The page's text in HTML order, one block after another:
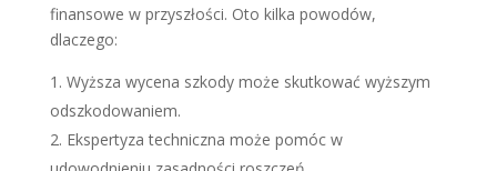
finansowe w przyszłości. Oto kilka powodów,
dlaczego:
Wyższa wycena szkody może skutkować wyższym
odszkodowaniem.
Ekspertyza techniczna może pomóc w